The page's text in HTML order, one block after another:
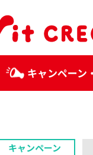
キャンペーン
キャンペーン